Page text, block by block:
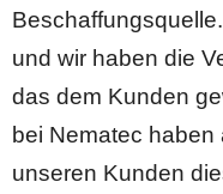
und wir haben die
das dem Kunden
bei Nematec haben
unseren Kunden